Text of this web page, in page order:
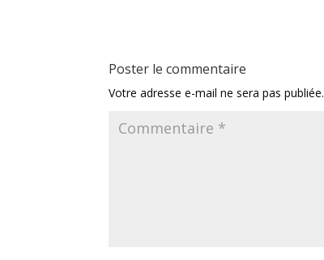
Poster le commentaire
Votre adresse e-mail ne sera pas publiée.